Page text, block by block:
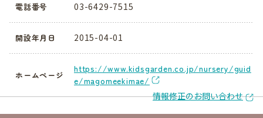
電話番号 03-6429-7515
開設年月日 2015-04-01
ホームページ
https://www.kidsgarden.co.jp/nursery/guid
e/magomeekimae/
情報修正のお問い合わせ